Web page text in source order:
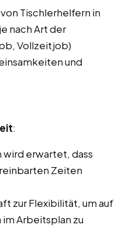
Tischlerhelfern in
nach Art der
Vollzeitjob)
und
:
wird erwartet, dass
Zeiten
zur Flexibilität, um auf
Arbeitsplan zu